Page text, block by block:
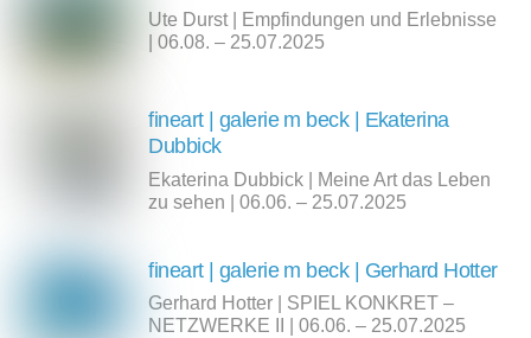
Ute Durst | Empfindungen und Erlebnisse
| 06.08. – 25.07.2025
fineart | galerie m beck | Ekaterina
Dubbick
Ekaterina Dubbick | Meine Art das Leben
zu sehen | 06.06. – 25.07.2025
fineart | galerie m beck | Gerhard Hotter
Gerhard Hotter | SPIEL KONKRET –
NETZWERKE II | 06.06. – 25.07.2025